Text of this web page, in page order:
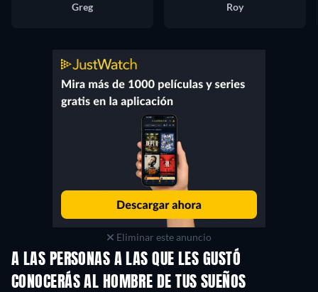
Greg
Roy
Eliminar este anuncio
A LAS PERSONAS A LAS QUE LES GUSTÓ
CONOCERÁS AL HOMBRE DE TUS SUEÑOS